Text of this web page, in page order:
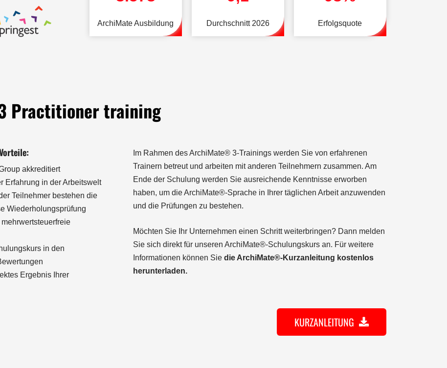
ArchiMate Ausbildung Durchschnitt 2026 Erfolgsquote
Practitioner training
akkreditiert
Erfahrung in der Arbeitswelt
Teilnehmer bestehen die
Wiederholungsprüfung
in den
Ergebnis Ihrer
Im Rahmen des ArchiMate® 3-Trainings werden Sie von erfahrenen
Trainern betreut und arbeiten mit anderen Teilnehmern zusammen. Am
Ende der Schulung werden Sie ausreichende Kenntnisse erworben
haben, um die ArchiMate®-Sprache in Ihrer täglichen Arbeit anzuwenden
und die Prüfungen zu bestehen.
Möchten Sie Ihr Unternehmen einen Schritt weiterbringen? Dann melden
Sie sich direkt für unseren ArchiMate®-Schulungskurs an. Für weitere
Informationen können Sie die ArchiMate®-Kurzanleitung kostenlos
herunterladen.
KURZANLEITUNG